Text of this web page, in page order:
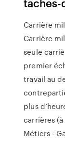
Carrière
Carrière
seule
premier
travail au
plus
carrières
Métiers -